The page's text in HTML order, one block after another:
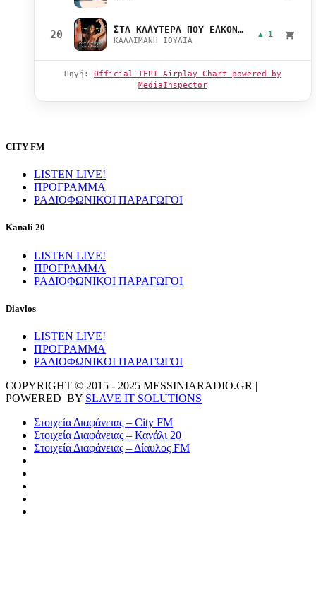
20 ΣΤΑ ΚΑΛΥΤΕΡΑ ΠΟΥ ΕΛΚΟΝΤΑΙ
ΚΑΛΛΙΜΑΝΗ ΙΟΥΛΙΑ
▲ 1
Πηγή: Official IFPI Airplay Chart powered by
MediaInspector
CITY FM
LISTEN LIVE!
ΠΡΟΓΡΑΜΜΑ
ΡΑΔΙΟΦΩΝΙΚΟΙ ΠΑΡΑΓΩΓΟΙ
Kanali 20
LISTEN LIVE!
ΠΡΟΓΡΑΜΜΑ
ΡΑΔΙΟΦΩΝΙΚΟΙ ΠΑΡΑΓΩΓΟΙ
Diavlos
LISTEN LIVE!
ΠΡΟΓΡΑΜΜΑ
ΡΑΔΙΟΦΩΝΙΚΟΙ ΠΑΡΑΓΩΓΟΙ
COPYRIGHT © 2015 - 2025 MESSINIARADIO.GR |
POWERED BY SLAVE IT SOLUTIONS
Στοιχεία Διαφάνειας – City FM
Στοιχεία Διαφάνειας – Κανάλι 20
Στοιχεία Διαφάνειας – Δίαυλος FM